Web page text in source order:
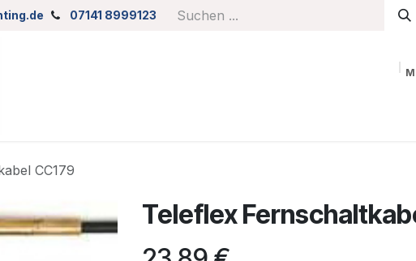
07141 8999123
CC179
Teleflex